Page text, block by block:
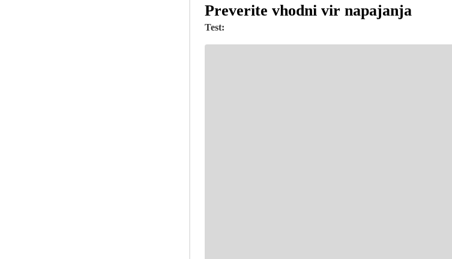
Preverite vhodni vir napajanja
Test: